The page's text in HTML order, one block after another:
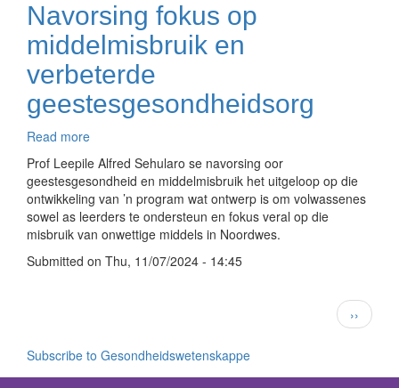
Navorsing fokus op
middelmisbruik en
verbeterde
geestesgesondheidsorg
Read more
Navorsing
fokus
op
middelmisbruik
en
verbeterde
geestesgesondheidsorg
Prof Leepile Alfred Sehularo se navorsing oor
geestesgesondheid en middelmisbruik het uitgeloop op die
ontwikkeling van ’n program wat ontwerp is om volwassenes
sowel as leerders te ondersteun en fokus veral op die
misbruik van onwettige middels in Noordwes.
Submitted on Thu, 11/07/2024 - 14:45
Next
page
››
Subscribe to Gesondheidswetenskappe